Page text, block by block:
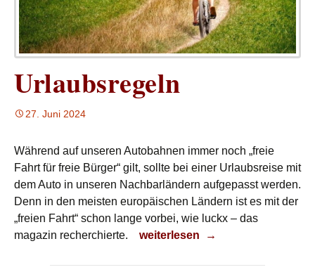
Urlaubsregeln
27. Juni 2024
Während auf unseren Autobahnen immer noch „freie
Fahrt für freie Bürger“ gilt, sollte bei einer Urlaubsreise mit
dem Auto in unseren Nachbarländern aufgepasst werden.
Denn in den meisten europäischen Ländern ist es mit der
„freien Fahrt“ schon lange vorbei, wie luckx – das
magazin recherchierte.
Urlaubsregeln
weiterlesen →